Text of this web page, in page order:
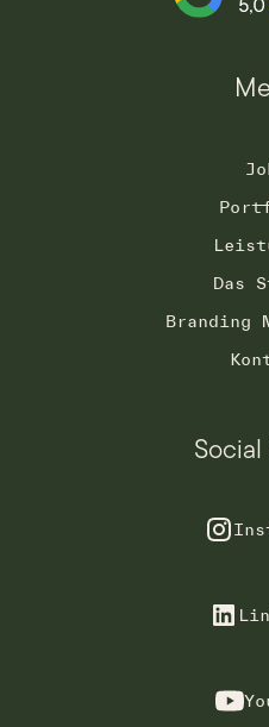
Das
Branding